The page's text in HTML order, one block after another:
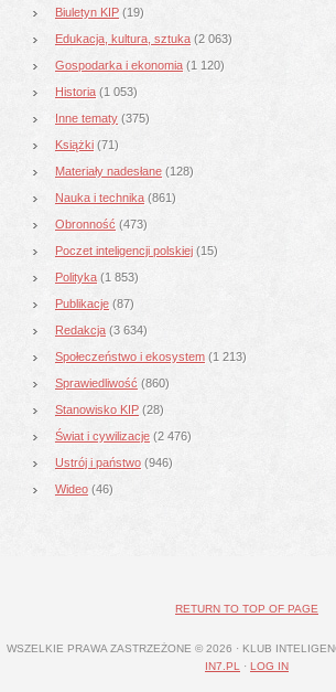
Biuletyn KIP (19)
Edukacja, kultura, sztuka (2 063)
Gospodarka i ekonomia (1 120)
Historia (1 053)
Inne tematy (375)
Książki (71)
Materiały nadesłane (128)
Nauka i technika (861)
Obronność (473)
Poczet inteligencji polskiej (15)
Polityka (1 853)
Publikacje (87)
Redakcja (3 634)
Społeczeństwo i ekosystem (1 213)
Sprawiedliwość (860)
Stanowisko KIP (28)
Świat i cywilizacje (2 476)
Ustrój i państwo (946)
Wideo (46)
RETURN TO TOP OF PAGE
WSZELKIE PRAWA ZASTRZEŻONE © 2026 · KLUB
IN7.PL
· LOG IN